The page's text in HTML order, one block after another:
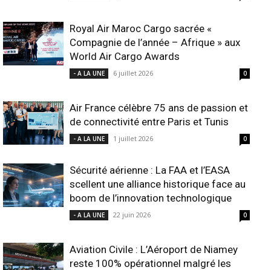
Royal Air Maroc Cargo sacrée «
Compagnie de l’année – Afrique » aux
World Air Cargo Awards
- A LA UNE 6 juillet 2026 0
Air France célèbre 75 ans de passion et
de connectivité entre Paris et Tunis
- A LA UNE 1 juillet 2026 0
Sécurité aérienne : La FAA et l’EASA
scellent une alliance historique face au
boom de l’innovation technologique
- A LA UNE 22 juin 2026 0
Aviation Civile : L’Aéroport de Niamey
reste 100% opérationnel malgré les